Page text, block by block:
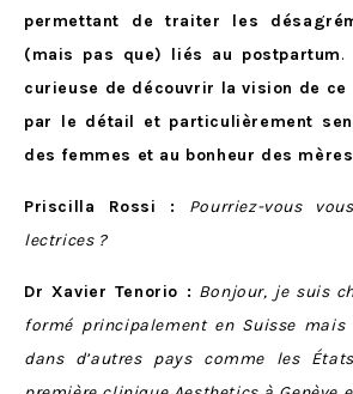
permettant de traiter les
(mais pas que) liés au postpartum.
curieuse de découvrir la vision de
par le détail et particulièrement
des femmes et au bonheur des mères
Priscilla Rossi : Pourriez-vous
lectrices ?
Dr Xavier Tenorio : Bonjour, je suis
formé principalement en Suisse mais
dans d’autres pays comme les